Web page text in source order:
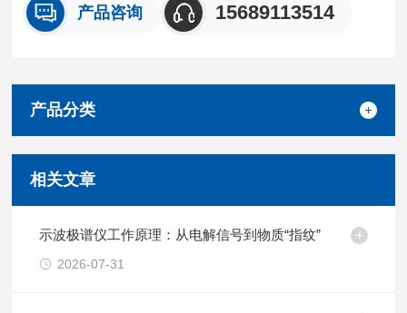
产品咨询 15689113514
产品分类
相关文章
示波极谱仪工作原理：从电解信号到物质“指纹”
2026-07-31